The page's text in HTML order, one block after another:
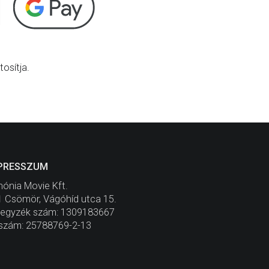
Movie Kft.
Csömör, Vágóhíd utca 15.
szám: 1309183667
25788769-2-13